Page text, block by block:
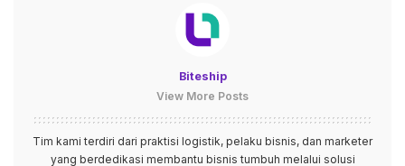
Biteship
View More Posts
Tim kami terdiri dari praktisi logistik, pelaku bisnis, dan marketer
yang berdedikasi membantu bisnis tumbuh melalui solusi